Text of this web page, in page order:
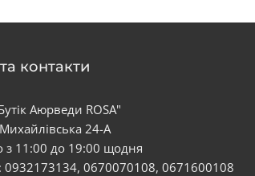
контакти
Аюрведи ROSA"
24-А
з 11:00 до 19:00 щодня
0932173134,0670070108,0671600108